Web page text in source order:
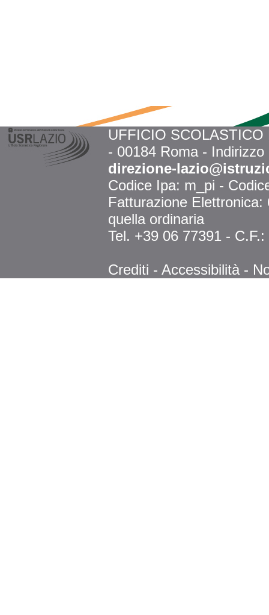
UFFICIO
- 00184 Roma -
direzione-
Codice Ipa: m_pi -
Fatturazione
quella ordinaria
Tel. +39 06 77391 -
Crediti - Accessibilità -